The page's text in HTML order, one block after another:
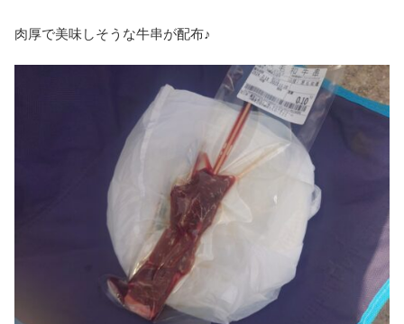
肉厚で美味しそうな牛串が配布♪